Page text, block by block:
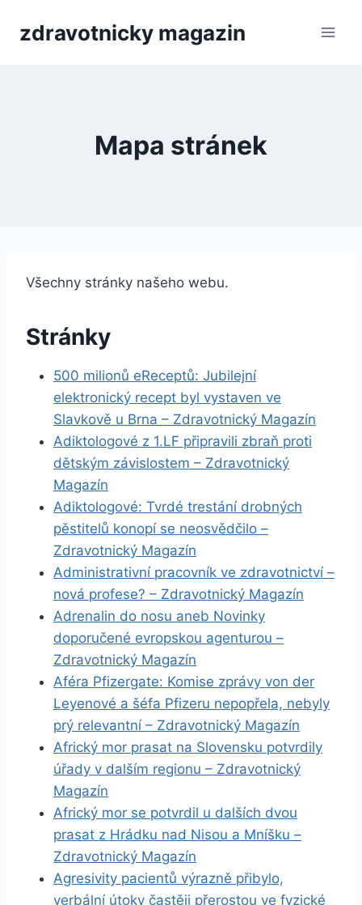
zdravotnicky magazin
Mapa stránek
Všechny stránky našeho webu.
Stránky
500 milionů eReceptů: Jubilejní
elektronický recept byl vystaven ve
Slavkově u Brna – Zdravotnický Magazín
Adiktologové z 1.LF připravili zbraň proti
dětským závislostem – Zdravotnický
Magazín
Adiktologové: Tvrdé trestání drobných
pěstitelů konopí se neosvědčilo –
Zdravotnický Magazín
Administrativní pracovník ve zdravotnictví –
nová profese? – Zdravotnický Magazín
Adrenalin do nosu aneb Novinky
doporučené evropskou agenturou –
Zdravotnický Magazín
Aféra Pfizergate: Komise zprávy von der
Leyenové a šéfa Pfizeru nepopřela, nebyly
prý relevantní – Zdravotnický Magazín
Africký mor prasat na Slovensku potvrdily
úřady v dalším regionu – Zdravotnický
Magazín
Africký mor se potvrdil u dalších dvou
prasat z Hrádku nad Nisou a Mníšku –
Zdravotnický Magazín
Agresivity pacientů výrazně přibylo,
verbální útoky častěji přerostou ve fyzické